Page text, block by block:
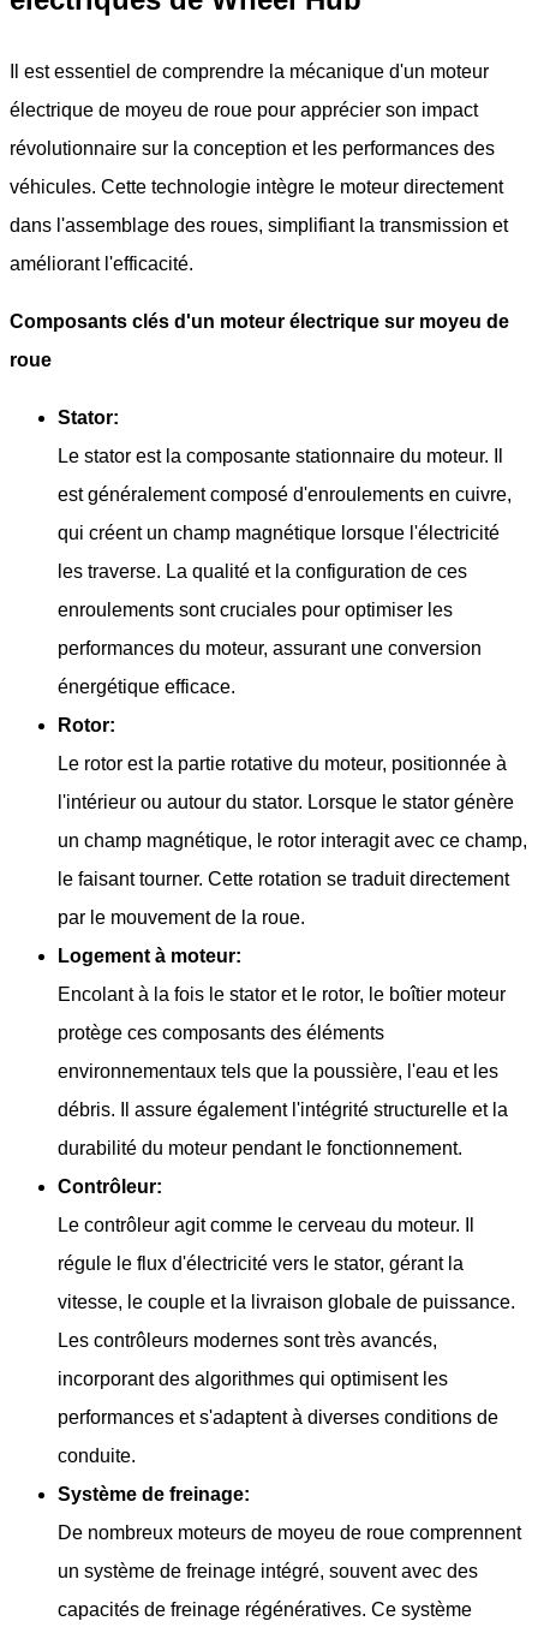
Il est essentiel de comprendre la mécanique d'un moteur
électrique de moyeu de roue pour apprécier son impact
révolutionnaire sur la conception et les performances des
véhicules. Cette technologie intègre le moteur directement
dans l'assemblage des roues, simplifiant la transmission et
améliorant l'efficacité.
Composants clés d'un moteur électrique sur moyeu de
roue
Stator:
Le stator est la composante stationnaire du moteur. Il
est généralement composé d'enroulements en cuivre,
qui créent un champ magnétique lorsque l'électricité
les traverse. La qualité et la configuration de ces
enroulements sont cruciales pour optimiser les
performances du moteur, assurant une conversion
énergétique efficace.
Rotor:
Le rotor est la partie rotative du moteur, positionnée à
l'intérieur ou autour du stator. Lorsque le stator génère
un champ magnétique, le rotor interagit avec ce champ,
le faisant tourner. Cette rotation se traduit directement
par le mouvement de la roue.
Logement à moteur:
Encolant à la fois le stator et le rotor, le boîtier moteur
protège ces composants des éléments
environnementaux tels que la poussière, l'eau et les
débris. Il assure également l'intégrité structurelle et la
durabilité du moteur pendant le fonctionnement.
Contrôleur:
Le contrôleur agit comme le cerveau du moteur. Il
régule le flux d'électricité vers le stator, gérant la
vitesse, le couple et la livraison globale de puissance.
Les contrôleurs modernes sont très avancés,
incorporant des algorithmes qui optimisent les
performances et s'adaptent à diverses conditions de
conduite.
Système de freinage:
De nombreux moteurs de moyeu de roue comprennent
un système de freinage intégré, souvent avec des
capacités de freinage régénératives. Ce système